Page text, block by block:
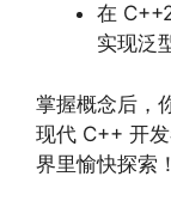
在
实现泛
掌握概念后，
现代 C++ 开
界里愉快探索！